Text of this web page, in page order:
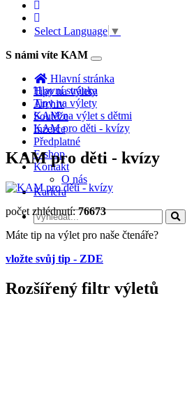
Select Language ▼
S námi víte KAM
Toggle
navigation
Hlavní stránka
Tipy na výlety
Archiv
Soutěže
Inzerce
Předplatné
E-shop
Kontakt
O nás
Kariéra
Hlavní stránka
Tipy na výlety
KAM na výlet s dětmi
KAM pro děti - kvízy
KAM pro děti - kvízy
počet zhlédnutí:76673
Máte tip na výlet pro naše čtenáře?
vložte svůj tip - ZDE
Rozšířený filtr výletů